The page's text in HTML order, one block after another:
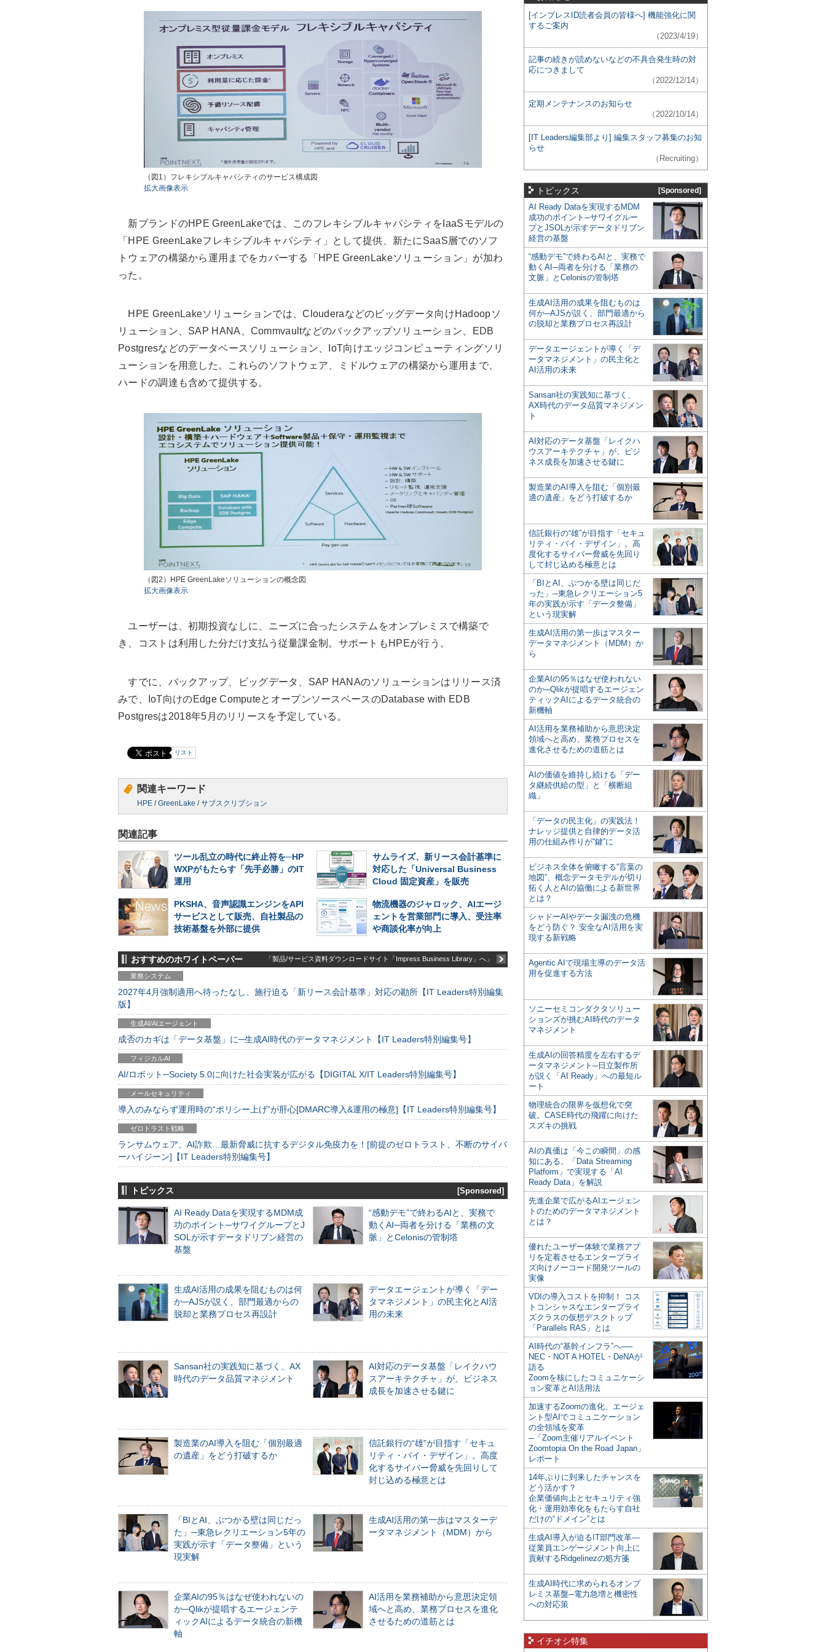
（図1）フレキシブルキャパシティのサービス構成図
拡大画像表示
新ブランドのHPE GreenLakeでは、このフレキシブルキャパシティをIaaSモデルの
「HPE GreenLakeフレキシブルキャパシティ」として提供、新たにSaaS層でのソフ
トウェアの構築から運用までをカバーする「HPE GreenLakeソリューション」が加わ
った。
HPE GreenLakeソリューションでは、Clouderaなどのビッグデータ向けHadoopソ
リューション、SAP HANA、Commvaultなどのバックアップソリューション、EDB
Postgresなどのデータベースソリューション、IoT向けエッジコンピューティングソリ
ューションを用意した。これらのソフトウェア、ミドルウェアの構築から運用まで、
ハードの調達も含めて提供する。
（図2）HPE GreenLakeソリューションの概念図
拡大画像表示
ユーザーは、初期投資なしに、ニーズに合ったシステムをオンプレミスで構築で
き、コストは利用した分だけ支払う従量課金制。サポートもHPEが行う。
すでに、バックアップ、ビッグデータ、SAP HANAのソリューションはリリース済
みで、IoT向けのEdge ComputeとオープンソースベースのDatabase with EDB
Postgresは2018年5月のリリースを予定している。
リスト
関連キーワード
HPE /GreenLake /サブスクリプション
関連記事
ツール乱立の時代に終止符を─HP
WXPがもたらす「先手必勝」のIT
運用
サムライズ、新リース会計基準に
対応した「Universal Business
Cloud 固定資産」を販売
PKSHA、音声認識エンジンをAPI
サービスとして販売、自社製品の
技術基盤を外部に提供
物流機器のジャロック、AIエージ
ェントを営業部門に導入、受注率
や商談化率が向上
おすすめのホワイトペーパー 「製品/サービス資料ダウンロードサイト「Impress Business Library」へ」
業務システム
2027年4月強制適用へ待ったなし、施行迫る「新リース会計基準」対応の勘所【IT Leaders特別編集
版】
生成AI/AIエージェント
成否のカギは「データ基盤」に─生成AI時代のデータマネジメント【IT Leaders特別編集号】
フィジカルAI
AI/ロボット─Society 5.0に向けた社会実装が広がる【DIGITAL X/IT Leaders特別編集号】
メールセキュリティ
導入のみならず運用時の“ポリシー上げ”が肝心[DMARC導入&運用の極意]【IT Leaders特別編集号】
ゼロトラスト戦略
ランサムウェア、AI詐欺…最新脅威に抗するデジタル免疫力を！[前提のゼロトラスト、不断のサイバ
ーハイジーン]【IT Leaders特別編集号】
トピックス [Sponsored]
AI Ready Dataを実現するMDM成
功のポイント─サワイグループとJ
SOLが示すデータドリブン経営の
基盤
“感動デモ”で終わるAIと、実務で
動くAI─両者を分ける「業務の文
脈」とCelonisの管制塔
生成AI活用の成果を阻むものは何
か─AJSが説く、部門最適からの
脱却と業務プロセス再設計
データエージェントが導く「デー
タマネジメント」の民主化とAI活
用の未来
Sansan社の実践知に基づく、AX
時代のデータ品質マネジメント
AI対応のデータ基盤「レイクハウ
スアーキテクチャ」が、ビジネス
成長を加速させる鍵に
製造業のAI導入を阻む「個別最適
の遺産」をどう打破するか
信託銀行の“雄”が目指す「セキュ
リティ・バイ・デザイン」。高度
化するサイバー脅威を先回りして
封じ込める極意とは
「BIとAI、ぶつかる壁は同じだっ
た」─東急レクリエーション5年の
実践が示す「データ整備」という
現実解
生成AI活用の第一歩はマスターデ
ータマネジメント（MDM）から
企業AIの95％はなぜ使われないの
か─Qlikが提唱するエージェンテ
ィックAIによるデータ統合の新機
軸
AI活用を業務補助から意思決定領
域へと高め、業務プロセスを進化
させるための道筋とは
[インプレスID読者会員の皆様へ] 機能強化に関
するご案内
（2023/4/19）
記事の続きが読めないなどの不具合発生時の対
応につきまして
（2022/12/14）
定期メンテナンスのお知らせ
（2022/10/14）
[IT Leaders編集部より] 編集スタッフ募集のお知
らせ
（Recruiting）
トピックス [Sponsored]
AI Ready Dataを実現するMDM
成功のポイント─サワイグルー
プとJSOLが示すデータドリブン
経営の基盤
“感動デモ”で終わるAIと、実務で
動くAI─両者を分ける「業務の
文脈」とCelonisの管制塔
生成AI活用の成果を阻むものは
何か─AJSが説く、部門最適から
の脱却と業務プロセス再設計
データエージェントが導く「デ
ータマネジメント」の民主化と
AI活用の未来
Sansan社の実践知に基づく、
AX時代のデータ品質マネジメン
ト
AI対応のデータ基盤「レイクハ
ウスアーキテクチャ」が、ビジ
ネス成長を加速させる鍵に
製造業のAI導入を阻む「個別最
適の遺産」をどう打破するか
信託銀行の“雄”が目指す「セキュ
リティ・バイ・デザイン」。高
度化するサイバー脅威を先回り
して封じ込める極意とは
「BIとAI、ぶつかる壁は同じだ
った」─東急レクリエーション5
年の実践が示す「データ整備」
という現実解
生成AI活用の第一歩はマスター
データマネジメント（MDM）か
ら
企業AIの95％はなぜ使われない
のか─Qlikが提唱するエージェン
ティックAIによるデータ統合の
新機軸
AI活用を業務補助から意思決定
領域へと高め、業務プロセスを
進化させるための道筋とは
AIの価値を維持し続ける「デー
タ継続供給の型」と「横断組
織」
「データの民主化」の実践法！
ナレッジ提供と自律的データ活
用の仕組み作りが“鍵”に
ビジネス全体を俯瞰する“言葉の
地図”、概念データモデルが切り
拓く人とAIの協働による新世界
とは？
シャドーAIやデータ漏洩の危機
をどう防ぐ？ 安全なAI活用を実
現する新戦略
Agentic AIで現場主導のデータ活
用を促進する方法
ソニーセミコンダクタソリュー
ションズが挑むAI時代のデータ
マネジメント
生成AIの回答精度を左右するデ
ータマネジメント─日立製作所
が説く「AI Ready」への最短ル
ート
物理統合の限界を仮想化で突
破。CASE時代の飛躍に向けた
スズキの挑戦
AIの真価は「今この瞬間」の感
知にある。「Data Streaming
Platform」で実現する「AI
Ready Data」を解説
先進企業で広がるAIエージェン
トのためのデータマネジメント
とは？
優れたユーザー体験で業務アプ
リを定着させるエンタープライ
ズ向けノーコード開発ツールの
実像
VDIの導入コストを抑制！ コス
トコンシャスなエンタープライ
ズクラスの仮想デスクトップ
「Parallels RAS」とは
AI時代の“基幹インフラ”へ──
NEC・NOT A HOTEL・DeNAが
語る
Zoomを核にしたコミュニケーシ
ョン変革とAI活用法
加速するZoomの進化、エージェ
ント型AIでコミュニケーション
の全領域を変革
─「Zoom主催リアルイベント
Zoomtopia On the Road Japan」
レポート
14年ぶりに到来したチャンスを
どう活かす？
企業価値向上とセキュリティ強
化・運用効率化をもたらす自社
だけの“ドメイン”とは
生成AI導入が迫るIT部門改革―
従業員エンゲージメント向上に
貢献するRidgelinezの処方箋
生成AI時代に求められるオンプ
レミス基盤─電力急増と機密性
への対応策
イチオシ特集